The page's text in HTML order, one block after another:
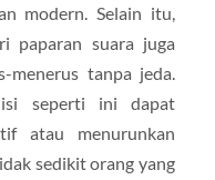
modern. Selain itu,
paparan suara juga
tanpa jeda.
seperti ini dapat
atau menurunkan
sedikit orang yang